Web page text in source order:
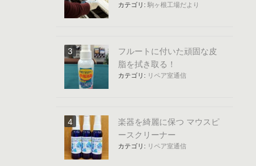
カテゴリ: 駒ヶ根工場だより
フルートに付いた頑固な皮
脂を拭き取る！
カテゴリ: リペア室通信
楽器を綺麗に保つ マウスピ
ースクリーナー
カテゴリ: リペア室通信